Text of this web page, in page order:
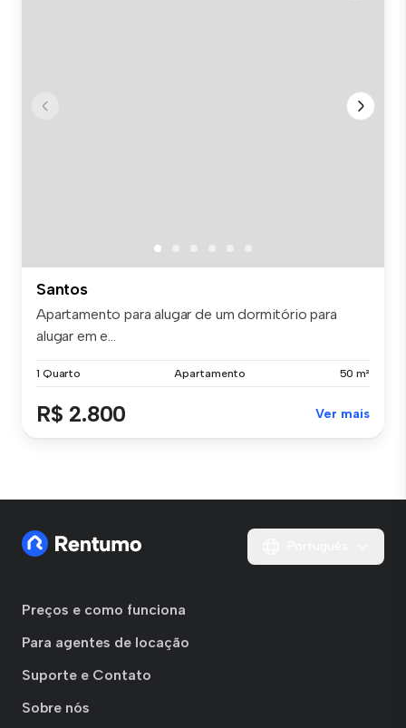
Santos
Apartamento para alugar de um dormitório para
alugar em e...
1 Quarto Apartamento 50 m²
R$ 2.800 Ver mais
Preços e como funciona
Para agentes de locação
Suporte e Contato
Sobre nós